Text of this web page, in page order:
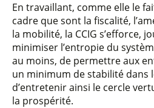
En travaillant, comme elle le
cadre que sont la fiscalité,
la mobilité, la CCIG s’efforce,
minimiser l’entropie du
au moins, de permettre aux
un minimum de stabilité dans
d’entretenir ainsi le cercle
la prospérité.